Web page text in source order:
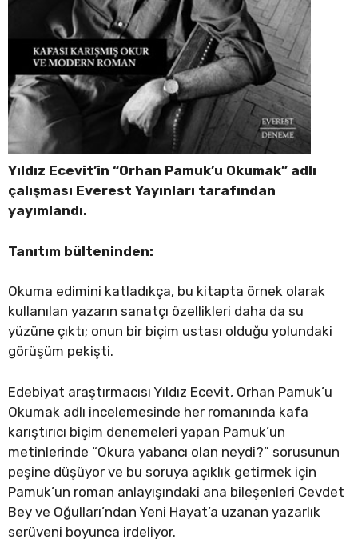
Yıldız Ecevit’in “Orhan Pamuk’u Okumak” adlı
çalışması Everest Yayınları tarafından
yayımlandı.
Tanıtım bülteninden:
Okuma edimini katladıkça, bu kitapta örnek olarak
kullanılan yazarın sanatçı özellikleri daha da su
yüzüne çıktı; onun bir biçim ustası olduğu yolundaki
görüşüm pekişti.
Edebiyat araştırmacısı Yıldız Ecevit, Orhan Pamuk’u
Okumak adlı incelemesinde her romanında kafa
karıştırıcı biçim denemeleri yapan Pamuk’un
metinlerinde “Okura yabancı olan neydi?” sorusunun
peşine düşüyor ve bu soruya açıklık getirmek için
Pamuk’un roman anlayışındaki ana bileşenleri Cevdet
Bey ve Oğulları’ndan Yeni Hayat’a uzanan yazarlık
serüveni boyunca irdeliyor.